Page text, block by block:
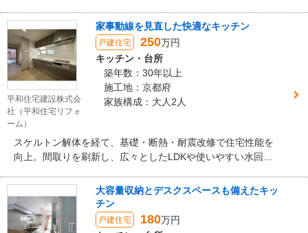
平和住宅建設株式会
社（平和住宅リフォ
ーム）
家事動線を見直した快適なキッチン
戸建住宅 250万円
キッチン・台所
築年数：30年以上
施工地：京都府
家族構成：大人2人
スケルトン解体を経て、基礎・断熱・耐震改修で住宅性能を
向上。間取りを刷新し、広々としたLDKや使いやすい水回
両立した、暮らしやすい住まいです。大容量収納とデスクスペースも備えたキッ
チン
戸建住宅 180万円